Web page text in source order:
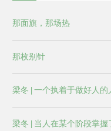
那面旗，那场热
那枚别针
梁冬 | 一个执着于做好人
梁冬 | 当人在某个阶段掌